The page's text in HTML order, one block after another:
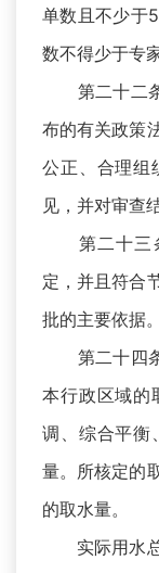
单数且不少于
数不得少于专
第二十二条
布的有关政策
公正、合理组
见，并对审查
第二十三
定，并且符合
批的主要依据。
第二十四条
本行政区域的
调、综合平衡
量。所核定的
的取水量。
实际用水总